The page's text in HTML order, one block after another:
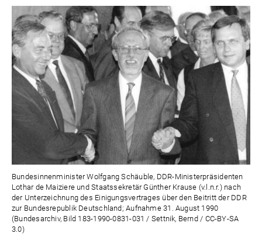
Bundesinnenminister Wolfgang Schäuble, DDR-Ministerpräsidenten
Lothar de Maiziere und Staatssekretär Günther Krause (v.l.n.r.) nach
der Unterzeichnung des Einigungsvertrages über den Beitritt der DDR
zur Bundesrepublik Deutschland; Aufnahme 31. August 1990
(Bundesarchiv, Bild 183-1990-0831-031 / Settnik, Bernd / CC-BY-SA
3.0)